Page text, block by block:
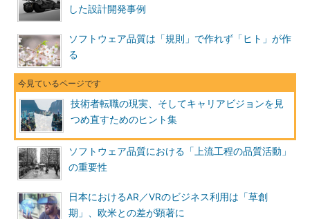
した設計開発事例
ソフトウェア品質は「規則」で作れず「ヒト」が作
る
技術者転職の現実、そしてキャリアビジョンを見
つめ直すためのヒント集
ソフトウェア品質における「上流工程の品質活動」
の重要性
日本におけるAR／VRのビジネス利用は「草創
期」、欧米との差が顕著に